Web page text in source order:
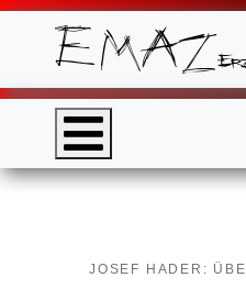
JOSEF HADER: